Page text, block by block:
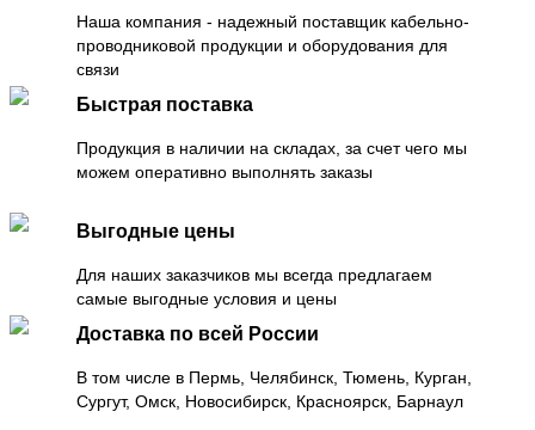
Наша компания - надежный поставщик кабельно-
проводниковой продукции и оборудования для
связи
Быстрая поставка
Продукция в наличии на складах, за счет чего мы
можем оперативно выполнять заказы
Выгодные цены
Для наших заказчиков мы всегда предлагаем
самые выгодные условия и цены
Доставка по всей России
В том числе в Пермь, Челябинск, Тюмень, Курган,
Сургут, Омск, Новосибирск, Красноярск, Барнаул